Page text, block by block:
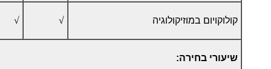
קולוקויום במוזיקולוגיה √
√
שיעורי בחירה: